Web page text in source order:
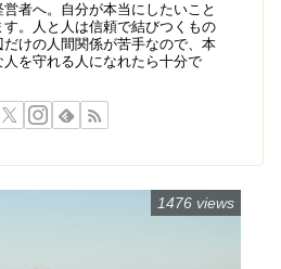
者へ。自分が本当にしたいこと
。人と人は信頼で結びつくもの
けの人間関係が苦手なので、本
を守れる人になれたら十分で
1476 views